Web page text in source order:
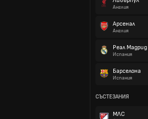
Англия
Арсенал
Англия
Реал Мадрид
Испания
Барселона
Испания
СЪСТЕЗАНИЯ
МЛС